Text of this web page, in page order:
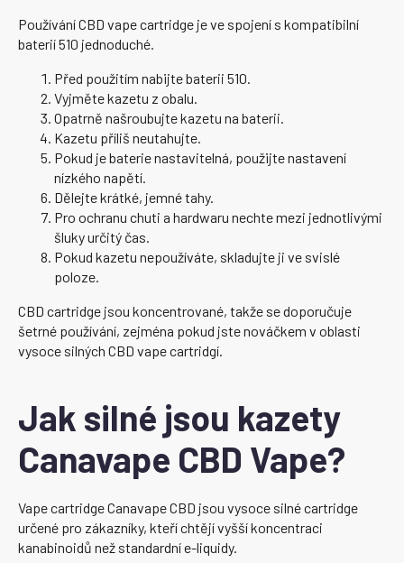
Používání CBD vape cartridge je ve spojení s kompatibilní
baterií 510 jednoduché.
Před použitím nabijte baterii 510.
Vyjměte kazetu z obalu.
Opatrně našroubujte kazetu na baterii.
Kazetu příliš neutahujte.
Pokud je baterie nastavitelná, použijte nastavení
nízkého napětí.
Dělejte krátké, jemné tahy.
Pro ochranu chuti a hardwaru nechte mezi jednotlivými
šluky určitý čas.
Pokud kazetu nepoužíváte, skladujte ji ve svislé
poloze.
CBD cartridge jsou koncentrované, takže se doporučuje
šetrné používání, zejména pokud jste nováčkem v oblasti
vysoce silných CBD vape cartridgí.
Jak silné jsou kazety
Canavape CBD Vape?
Vape cartridge Canavape CBD jsou vysoce silné cartridge
určené pro zákazníky, kteří chtějí vyšší koncentraci
kanabinoidů než standardní e-liquidy.